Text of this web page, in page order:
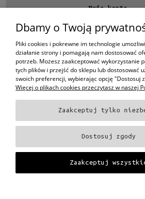
Cena
Filtruj
Nowość
Promocja
Moje konto
Kontakt
4 EYES OPTYKA -
optyk
ul.Chmielna 4
00-020 Warszawa
woj. mazowieckie
+48 696 015 670
sklep@4eyes.pl
Oprawki i okulary Ray-BanOprawki i okulary Persol
Oprawki i okulary Tom Ford Oprawki i
Oprawki i okulary Prada
Oprawki i
Oprawki i okulary DiorOprawki i okulary Oliver
Oprawki i okulary FendiOprawki i okulary
Oprawki i okulary Dolce & Gabbana Okulary
Dbamy o Twoją
Pliki cookies i pokrewne im technologie
działanie strony i pomagają nam dostosować
potrzeb. Możesz zaakceptować wykorzystanie
tych plików i przejść do sklepu lub dostosować
swoich preferencji, wybierając opcję "Dostosuj
Więcej o plikach cookies przeczytasz w naszej
Zaakceptuj tylko
Dostosuj zgody
Zaakceptuj